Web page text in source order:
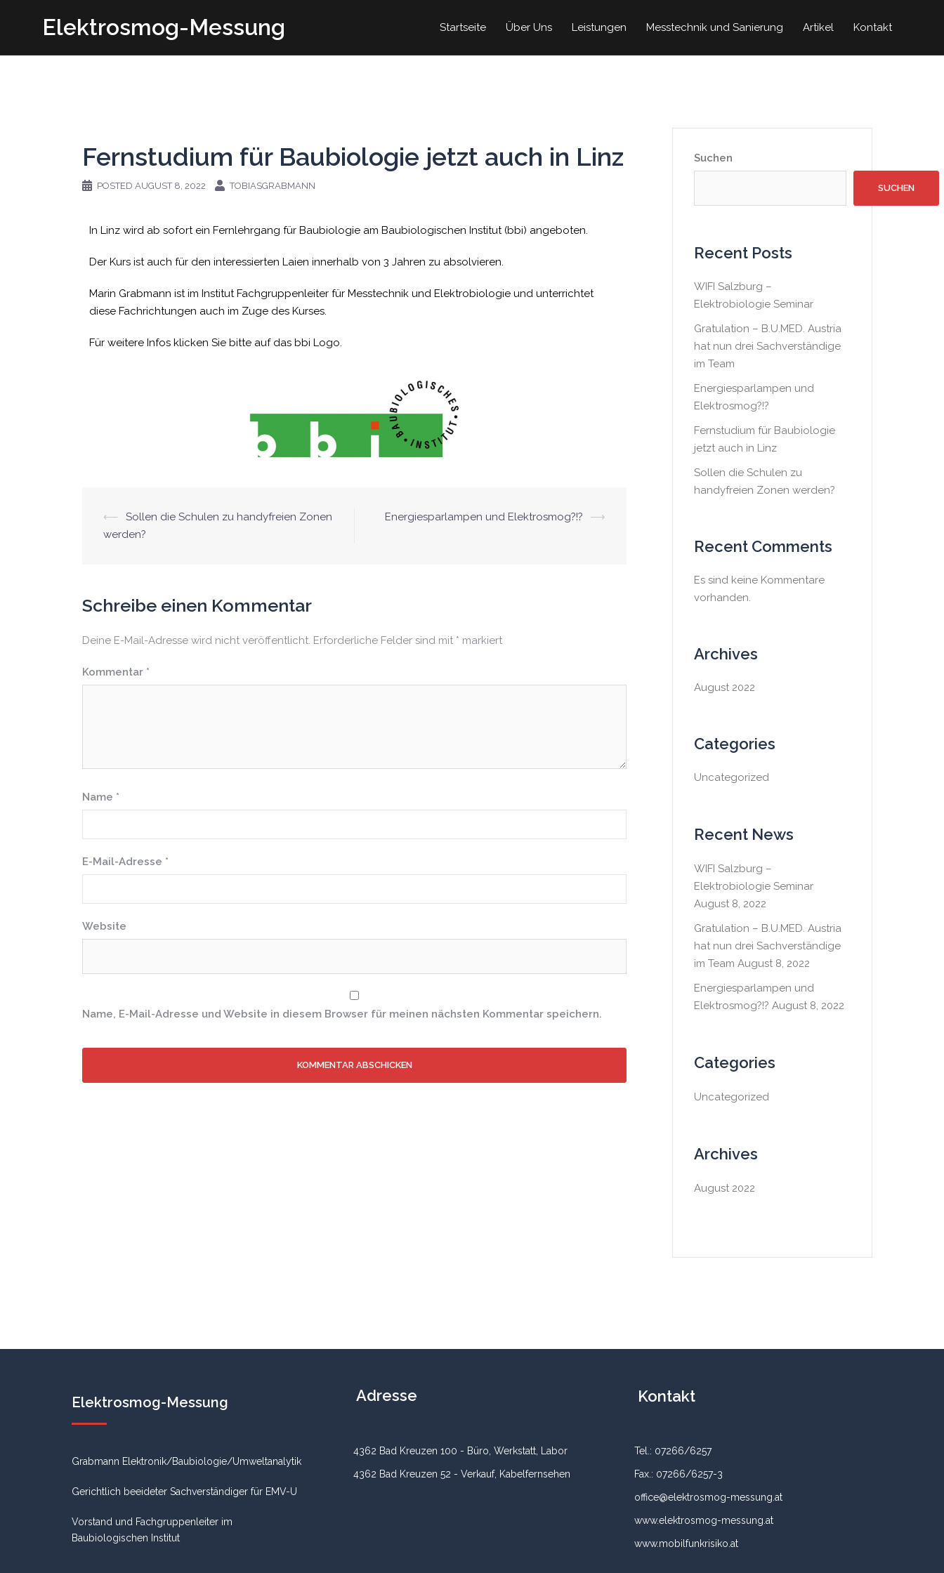
Elektrosmog-Messung Startseite Über Uns Leistungen Messtechnik und Sanierung Artikel Kontakt
Fernstudium für Baubiologie jetzt auch in Linz
POSTED AUGUST 8, 2022 TOBIASGRABMANN
In Linz wird ab sofort ein Fernlehrgang für Baubiologie am Baubiologischen Institut (bbi) angeboten.
Der Kurs ist auch für den interessierten Laien innerhalb von 3 Jahren zu absolvieren.
Marin Grabmann ist im Institut Fachgruppenleiter für Messtechnik und Elektrobiologie und unterrichtet
diese Fachrichtungen auch im Zuge des Kurses.
Für weitere Infos klicken Sie bitte auf das bbi Logo.
⟵
Sollen die Schulen zu handyfreien Zonen
werden?
Energiesparlampen und Elektrosmog?!? ⟶
Schreibe einen Kommentar
Deine E-Mail-Adresse wird nicht veröffentlicht. Erforderliche Felder sind mit * markiert
Kommentar *
Name *
E-Mail-Adresse *
Website
Name, E-Mail-Adresse und Website in diesem Browser für meinen nächsten Kommentar speichern.
Suchen
SUCHEN
Recent Posts
WIFI Salzburg –
Elektrobiologie Seminar
Gratulation – B.U.MED. Austria
hat nun drei Sachverständige
im Team
Energiesparlampen und
Elektrosmog?!?
Fernstudium für Baubiologie
jetzt auch in Linz
Sollen die Schulen zu
handyfreien Zonen werden?
Recent Comments
Es sind keine Kommentare
vorhanden.
Archives
August 2022
Categories
Uncategorized
Recent News
WIFI Salzburg –
Elektrobiologie Seminar
August 8, 2022
Gratulation – B.U.MED. Austria
hat nun drei Sachverständige
im Team August 8, 2022
Energiesparlampen und
Elektrosmog?!? August 8, 2022
Categories
Uncategorized
Archives
August 2022
Elektrosmog-Messung
Grabmann Elektronik/Baubiologie/Umweltanalytik
Gerichtlich beeideter Sachverständiger für EMV-U
Vorstand und Fachgruppenleiter im
Baubiologischen Institut
Adresse
4362 Bad Kreuzen 100 - Büro, Werkstatt, Labor
4362 Bad Kreuzen 52 - Verkauf, Kabelfernsehen
Kontakt
Tel.: 07266/6257
Fax.: 07266/6257-3
office@elektrosmog-messung.at
www.elektrosmog-messung.at
www.mobilfunkrisiko.at